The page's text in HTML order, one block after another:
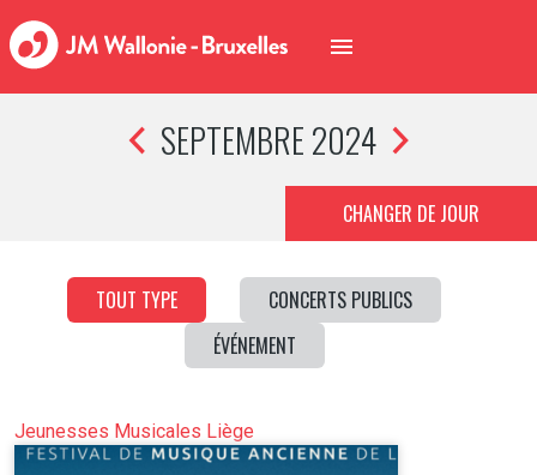
SEPTEMBRE 2024
CHANGER DE JOUR
TOUT TYPE
CONCERTS PUBLICS
ÉVÉNEMENT
Jeunesses Musicales Liège